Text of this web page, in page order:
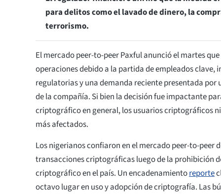
para delitos como el lavado de dinero, la
terrorismo.
El mercado peer-to-peer Paxful anunció el martes
operaciones debido a la partida de empleados clave,
regulatorias y una demanda reciente presentada por
de la compañía. Si bien la decisión fue impactante
criptográfico en general, los usuarios criptográficos
más afectados.
Los nigerianos confiaron en el mercado peer-to-peer
transacciones criptográficas luego de la prohibición
criptográfico en el país. Un encadenamientoreporte
octavo lugar en uso y adopción de criptografía. Las